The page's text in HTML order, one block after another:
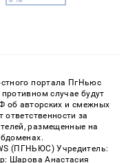
портала ПгНьюс
случае будут
об авторских и смежных
ответственности за
размещенные на
(ПГНЬЮС) Учредитель:
Шарова Анастасия